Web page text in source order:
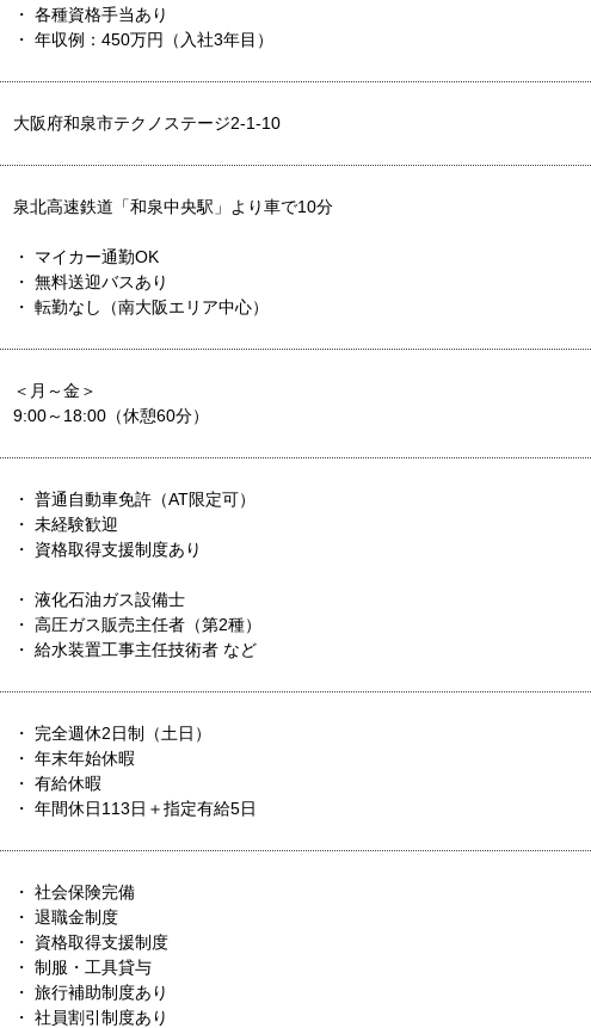
・ 各種資格手当あり
・ 年収例：450万円（入社3年目）
大阪府和泉市テクノステージ2-1-10
泉北高速鉄道「和泉中央駅」より車で10分
・ マイカー通勤OK
・ 無料送迎バスあり
・ 転勤なし（南大阪エリア中心）
＜月～金＞
9:00～18:00（休憩60分）
・ 普通自動車免許（AT限定可）
・ 未経験歓迎
・ 資格取得支援制度あり
・ 液化石油ガス設備士
・ 高圧ガス販売主任者（第2種）
・ 給水装置工事主任技術者 など
・ 完全週休2日制（土日）
・ 年末年始休暇
・ 有給休暇
・ 年間休日113日＋指定有給5日
・ 社会保険完備
・ 退職金制度
・ 資格取得支援制度
・ 制服・工具貸与
・ 旅行補助制度あり
・ 社員割引制度あり